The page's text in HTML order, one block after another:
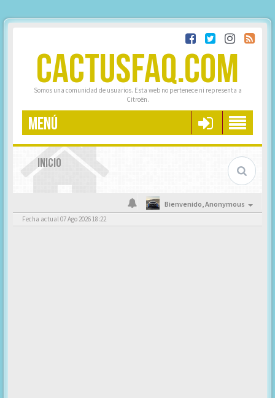
CACTUSFAQ.COM
Somos una comunidad de usuarios. Esta web no pertenece ni representa a
Citroën.
MENÚ
INICIO
Bienvenido,Anonymous
Fecha actual 07 Ago 2026 18:22